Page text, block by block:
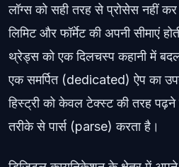
लॉग्स को सही तरह से प्रोसेस नहीं कर
लिमिट और फॉर्मेट की अपनी सीमाएं
थ्रेड्स को एक दिलचस्प कहानी में
एक समर्पित (dedicated) ऐप का
हिस्ट्री को केवल टेक्स्ट की तरह
तरीके से पार्स (parse) करता है।